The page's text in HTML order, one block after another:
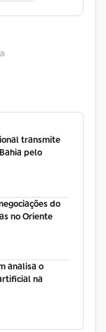
transmite
pelo
do
no Oriente
analisa o
na